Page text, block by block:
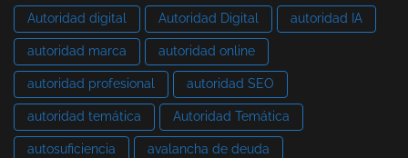
Autoridad digital Autoridad Digital autoridad IA
autoridad marca autoridad online
autoridad profesional autoridad SEO
autoridad temática Autoridad Temática
autosuficiencia avalancha de deuda